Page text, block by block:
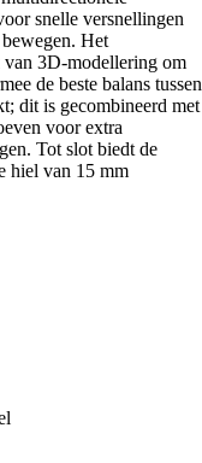
snelle versnellingen
Het
3D-modellering om
de beste balans tussen
dit is gecombineerd met
voor extra
Tot slot biedt de
hiel van 15 mm